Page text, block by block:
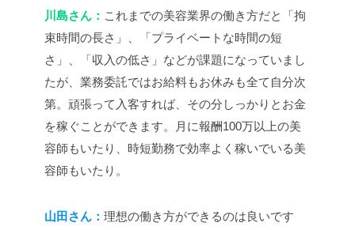
川島さん： これまでの美容業界の働き方だと「拘
束時間の長さ」、「プライベートな時間の短
さ」、「収入の低さ」などが課題になっていまし
たが、業務委託ではお給料もお休みも全て自分次
第。頑張って入客すれば、その分しっかりとお金
を稼ぐことができます。月に報酬100万以上の美
容師もいたり、時短勤務で効率よく稼いでいる美
容師もいたり。
山田さん： 理想の働き方ができるのは良いです